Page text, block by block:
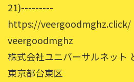
21)---------
https://veergoodmghz.click/
veergoodmghz
株式会社ユニバーサルネット
東京都台東区